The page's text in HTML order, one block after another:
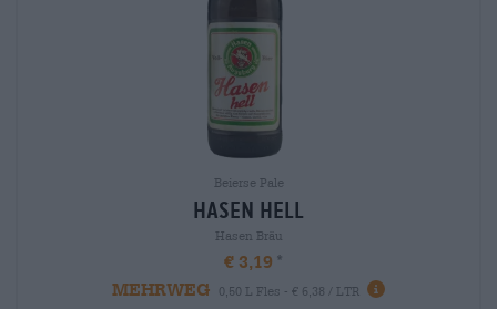
Beierse Pale
hasen hell
Hasen Bräu
€ 3,19
MEHRWEG
0,50 L Fles - € 6,38 / LTR